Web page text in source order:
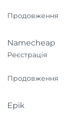
Продовження
Namecheap
Реєстрація
Продовження
Epik